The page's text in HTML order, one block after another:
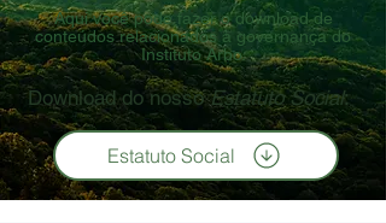
Aqui você pode fazer o download de
conteúdos relacionados à governança do
Instituto Arbo.
Download do nossoEstatuto Social:
Estatuto Social